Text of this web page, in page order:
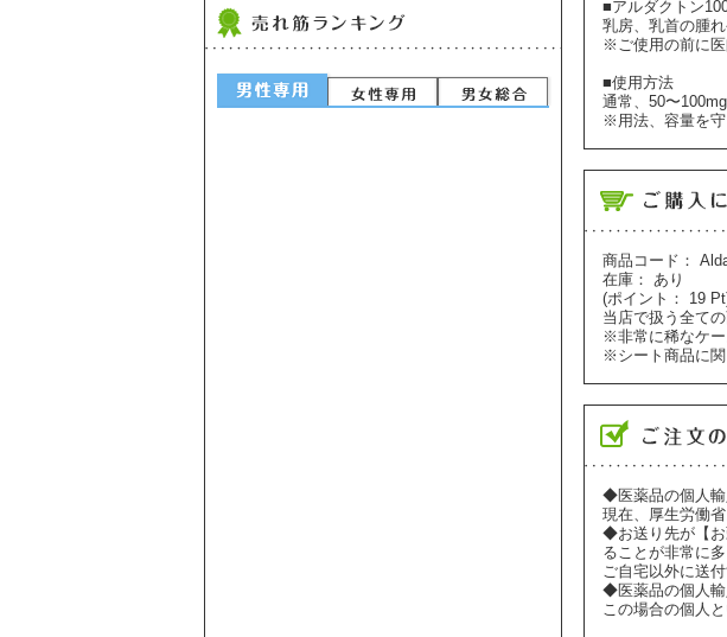
■アルダクトン
乳房、乳首の腫
※ご使用の前に医
■使用方法
通常、50〜
※用法、容量を守
商品コード：
在庫： あり
(ポイント： 19
当店で扱う全て
※非常に稀なケー
※シート商品に関
◆医薬品の個人輸
現在、厚生労働
◆お送り先が【お
ることが非常に
ご自宅以外に送
◆医薬品の個人輸
この場合の個人